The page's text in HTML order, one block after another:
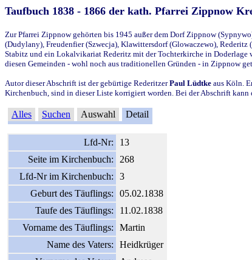
Taufbuch 1838 - 1866 der kath. Pfarrei Zippnow
Zur Pfarrei Zippnow gehörten bis 1945 außer dem Dorf Zippnow
(Dudylany), Freudenfier (Szwecja), Klawittersdorf (Glowaczewo),
Stabitz und ein Lokalvikariat Rederitz mit der Tochterkirche in Doderlage
diesen Gemeinden - wohl noch aus traditionellen Gründen - in Zippnow
Autor dieser Abschrift ist der gebürtige RederitzerPaul Lüdtke aus Köln.
Kirchenbuch, sind in dieser Liste korrigiert worden. Bei der Abschrift kann
Alles Suchen Auswahl Detail
Lfd-Nr:
13
Seite im Kirchenbuch:
268
Lfd-Nr im Kirchenbuch:
3
Geburt des Täuflings:
05.02.1838
Taufe des Täuflings:
11.02.1838
Vorname des Täuflings:
Martin
Name des Vaters:
Heidkrüger